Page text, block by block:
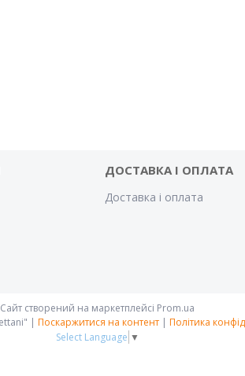
ДОСТАВКА І ОПЛАТА
Доставка і оплата
Сайт створений на маркетплейсі Prom.ua
Інтернет-магазин "Brettani" | Поскаржитися на контент | Політика
Select Language ▼